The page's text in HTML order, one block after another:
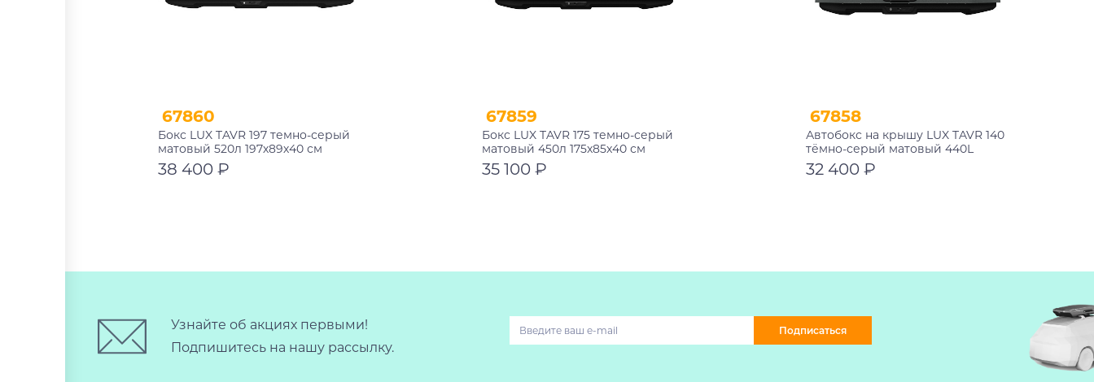
67860
Бокс LUX TAVR 197 темно-серый
матовый 520л 197х89х40 см
38 400 ₽
67859
Бокс LUX TAVR 175 темно-серый
матовый 450л 175x85x40 см
35 100 ₽
67858
Автобокс на крышу LUX TAVR 140
тёмно-серый матовый 440L
1420х910х450
32 400 ₽
Узнайте об акциях первыми!
Подпишитесь на нашу рассылку.
Подписаться